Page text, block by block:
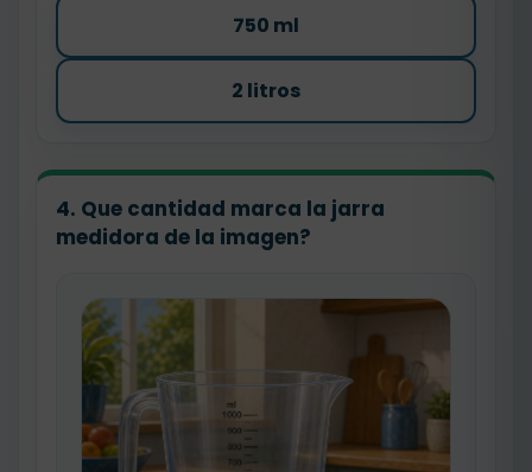
750 ml
2 litros
4. Que cantidad marca la jarra
medidora de la imagen?